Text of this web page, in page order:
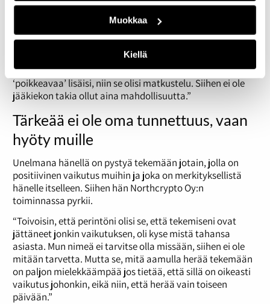
Muokkaa
Kiellä
Kuva on Uudesta-Seelannista. Kuva:
Runolan kotialbumi
“vakiovastauksesta”:
“Ruoka, juoma, viini, urheilu, perhe, ystävät. Menee aika
stereotyyppiseksi vastaukseksi, mutta jos jotain
‘poikkeavaa’ lisäisi, niin se olisi matkustelu. Siihen ei ole
jääkiekon takia ollut aina mahdollisuutta.”
Tärkeää ei ole oma tunnettuus, vaan
hyöty muille
Unelmana hänellä on pystyä tekemään jotain, jolla on
positiivinen vaikutus muihin ja joka on merkityksellistä
hänelle itselleen. Siihen hän Northcrypto Oy:n
toiminnassa pyrkii.
“Toivoisin, että perintöni olisi se, että tekemiseni ovat
jättäneet jonkin vaikutuksen, oli kyse mistä tahansa
asiasta. Mun nimeä ei tarvitse olla missään, siihen ei ole
mitään tarvetta. Mutta se, mitä aamulla herää tekemään
on paljon mielekkäämpää jos tietää, että sillä on oikeasti
vaikutus johonkin, eikä niin, että herää vain toiseen
päivään.”